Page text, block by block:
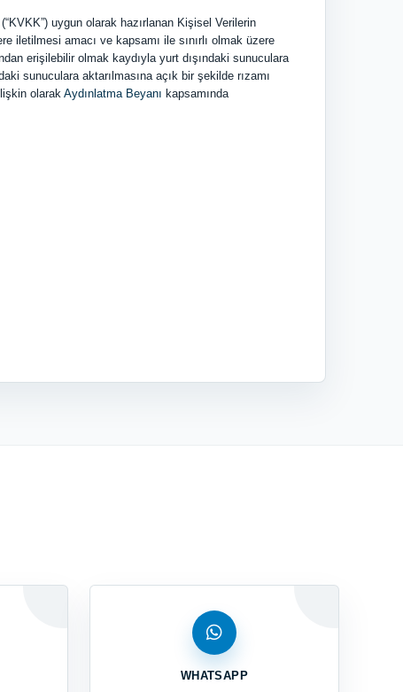
uygun olarak hazırlanan Kişisel Verilerin
iletilmesi amacı ve kapsamı ile sınırlı olmak üzere
erişilebilir olmak kaydıyla yurt dışındaki sunuculara
sunuculara aktarılmasına açık bir şekilde rızamı
olarak Aydınlatma Beyanı kapsamında
WHATSAPP